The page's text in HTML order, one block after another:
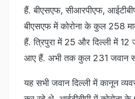
हैं. बीएसएफ, सीआरपीएफ,
बीएसएफ में कोरोना के कुल 258
हैं. त्रिपुरा में 25 और दिल्ली में
आए हैं. अभी तक कुल 231 जवान
यह सभी जवान दिल्ली में कानून